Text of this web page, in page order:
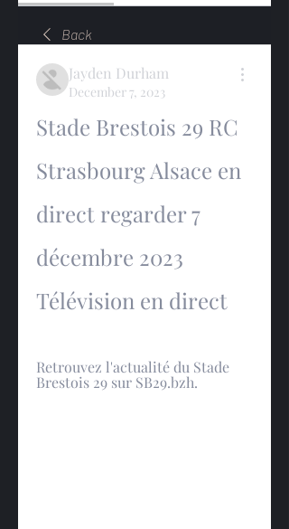
Back
Jayden Durham
December 7, 2023
Stade Brestois 29 RC
Strasbourg Alsace en
direct regarder 7
décembre 2023
Télévision en direct
Retrouvez l'actualité du Stade
Brestois 29 sur SB29.bzh.